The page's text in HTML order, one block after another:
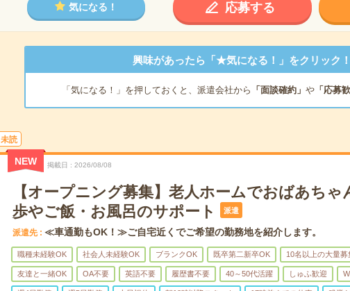
気になる！ 応募する
興味があったら「★気になる！」をクリック！
「気になる！」を押しておくと、派遣会社から 「面談確約」 や「応募歓
未読
NEW 掲載日 2026/08/08
【オープニング募集】老人ホームでおばあちゃ
歩やご飯・お風呂のサポート
派遣
派遣先 ≪車通勤もOK！≫ご自宅近くでご希望の勤務地を紹介します。
職種未経験OK 社会人未経験OK ブランクOK 既卒第二新卒OK 10名以上の大量募
友達と一緒OK OA不要 英語不要 履歴書不要 40～50代活躍 しゅふ歓迎